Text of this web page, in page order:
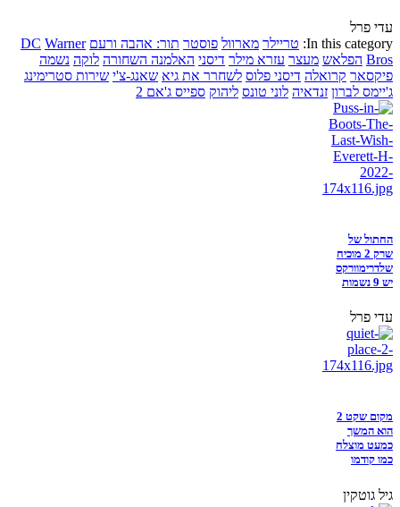
עדי פרל
In this category: טריילר מארוול פוסטר תור: אהבה ורעם DC Warner
Bros הפלאש מעצר עזרא מילר דיסני האלמנה השחורה לוקה נשמה
פיקסאר קרואלה דיסני פלוס לשחרר את גיא שאנג-צ'י שירות סטרימינג
ג'יימס לברון זנדאיה לוני טונס ליהוק ספייס ג'אם 2
החתול של
שרק 2 מוכיח
שלדרימוורקס
יש 9 נשמות
עדי פרל
מקום שקט 2
הוא המשך
כמעט מוצלח
כמו קודמו
גיל גוטקין